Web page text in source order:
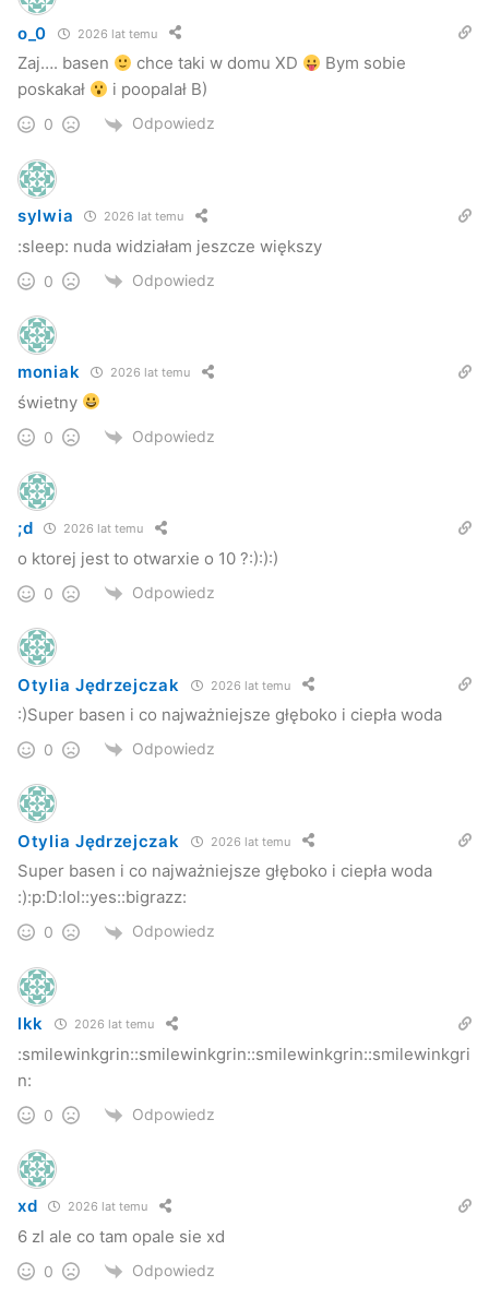
o_0 2026 lat temu
Zaj…. basen chce taki w domu XD
Bym sobie
poskakał
i poopalał B)
0 Odpowiedz
sylwia 2026 lat temu
:sleep: nuda widziałam jeszcze większy
0 Odpowiedz
moniak 2026 lat temu
świetny
0 Odpowiedz
;d 2026 lat temu
o ktorej jest to otwarxie o 10 ?:):):)
0 Odpowiedz
Otylia Jędrzejczak 2026 lat temu
:)Super basen i co najważniejsze głęboko i ciepła woda
0 Odpowiedz
Otylia Jędrzejczak 2026 lat temu
Super basen i co najważniejsze głęboko i ciepła woda
:):p:D:lol::yes::bigrazz:
0 Odpowiedz
lkk 2026 lat temu
:smilewinkgrin::smilewinkgrin::smilewinkgrin::smilewinkgri
n:
0 Odpowiedz
xd 2026 lat temu
6 zl ale co tam opale sie xd
0 Odpowiedz